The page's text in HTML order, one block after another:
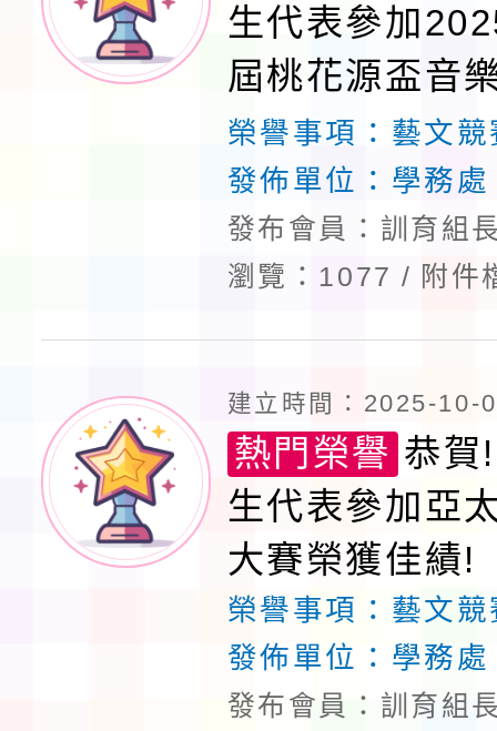
生代表參加
屆桃花源盃音
佳績!
榮譽事項： 藝文競
發佈單位： 學務處
發布會員：訓育組
瀏覽：1077
附件
建立時間：2025-10-
熱門榮譽 恭賀
生代表參加亞
大賽榮獲佳績!
榮譽事項： 藝文競
發佈單位： 學務處
發布會員：訓育組